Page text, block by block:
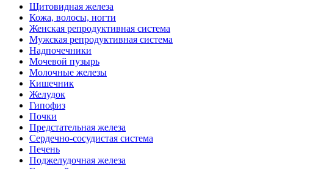
Щитовидная железа
Кожа, волосы, ногти
Женская репродуктивная система
Мужская репродуктивная система
Надпочечники
Мочевой пузырь
Молочные железы
Кишечник
Желудок
Гипофиз
Почки
Предстательная железа
Сердечно-сосудистая система
Печень
Поджелудочная железа